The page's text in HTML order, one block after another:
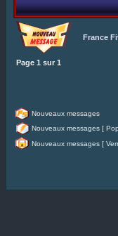
France
Page 1 sur 1
Nouveaux messages
Nouveaux messages [
Nouveaux messages [